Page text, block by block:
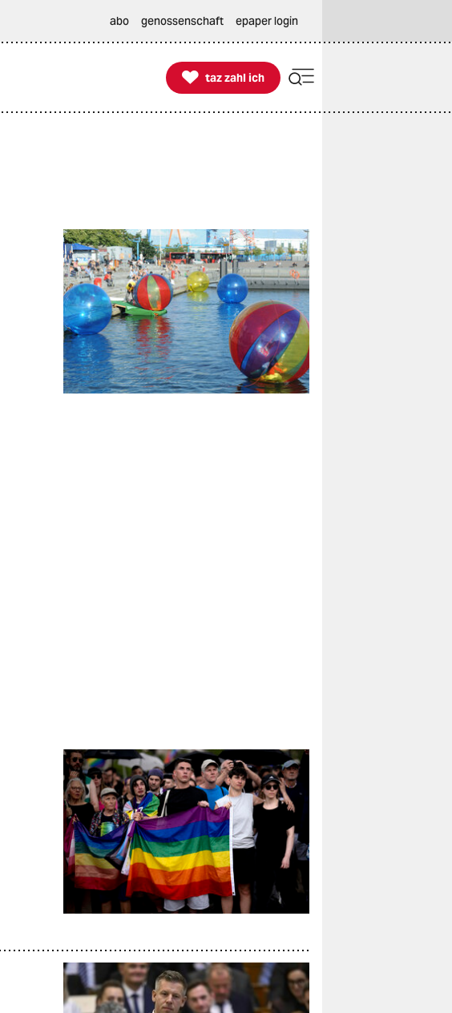
abo genossenschaft epaper login

taz zahl ich
taz zahl ich